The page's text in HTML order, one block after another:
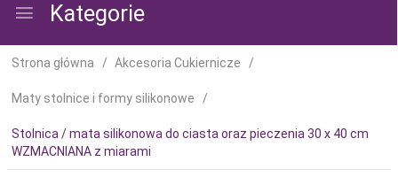
Kategorie
Strona główna Akcesoria Cukiernicze
Maty stolnice i formy silikonowe
Stolnica / mata silikonowa do ciasta oraz pieczenia 30 x 40 cm
WZMACNIANA z miarami